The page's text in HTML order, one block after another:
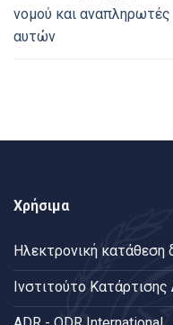
νομού και αναπληρωτές
αυτών
Χρήσιμα
Ηλεκτρονική κατάθεση
Ινστιτούτο